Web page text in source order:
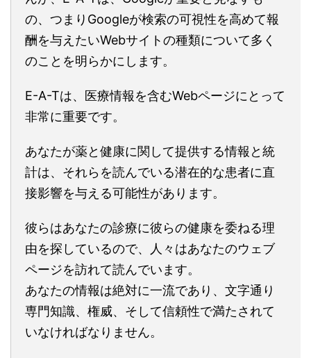
の、つまりGoogleが検索の可視性を高めて報
酬を与えたいWebサイトの種類について多く
のことを明らかにします。
E-A-Tは、医療情報を含むWebページにとって
非常に重要です。
あなたが薬と健康に関して提供する情報と統
計は、それらを読んでいる潜在的な患者に直
接影響を与える可能性があります。
彼らはあなたの診療に彼らの健康を委ねる理
由を探しているので、人々はあなたのウェブ
ページを訪れて読んでいます。
あなたの情報は絶対に一流であり、文字通り
専門知識、権威、そして信頼性で満たされて
いなければなりません。